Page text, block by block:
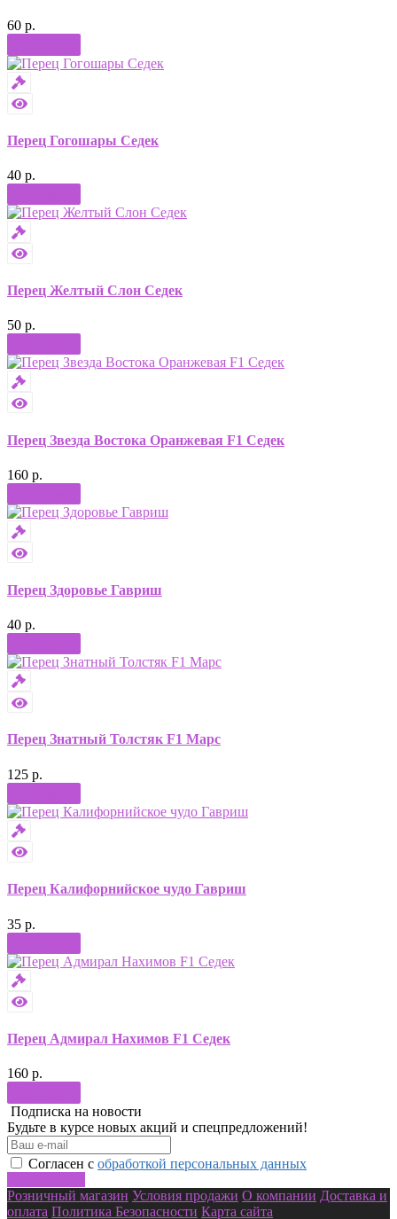
60 р.
Перец Гогошары Седек
40 р.
Перец Желтый Слон Седек
50 р.
Перец Звезда Востока Оранжевая F1 Седек
160 р.
Перец Здоровье Гавриш
40 р.
Перец Знатный Толстяк F1 Марс
125 р.
Перец Калифорнийское чудо Гавриш
35 р.
Перец Адмирал Нахимов F1 Седек
160 р.
Подписка на новости
Будьте в курсе новых акций и спецпредложений!
Согласен с обработкой персональных данных
Розничный магазин Условия продажи О компании Доставка и
оплата Политика Безопасности Карта сайта